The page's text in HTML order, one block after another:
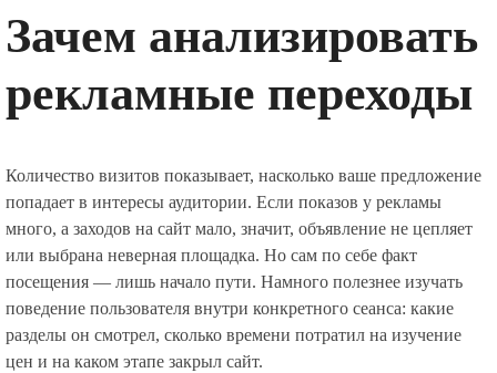
Зачем анализировать
рекламные переходы
Количество визитов показывает, насколько ваше предложение
попадает в интересы аудитории. Если показов у рекламы
много, а заходов на сайт мало, значит, объявление не цепляет
или выбрана неверная площадка. Но сам по себе факт
посещения — лишь начало пути. Намного полезнее изучать
поведение пользователя внутри конкретного сеанса: какие
разделы он смотрел, сколько времени потратил на изучение
цен и на каком этапе закрыл сайт.